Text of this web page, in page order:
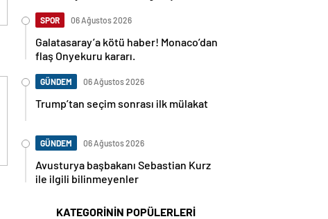
SPOR 06 Ağustos 2026
Galatasaray’a kötü haber! Monaco’dan
flaş Onyekuru kararı.
GÜNDEM 06 Ağustos 2026
Trump’tan seçim sonrası ilk mülakat
GÜNDEM 06 Ağustos 2026
Avusturya başbakanı Sebastian Kurz
ile ilgili bilinmeyenler
KATEGORİNİN POPÜLERLERİ